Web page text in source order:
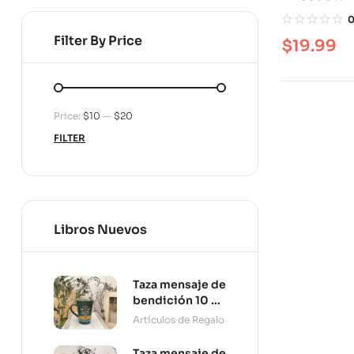
periodista
algunas
aprendidas
0
$19.99
Filter By Price
FILTER
Price: $10 — $20
Libros Nuevos
Taza mensaje de
bendición 10 oz
Persevera
Artículos de Regalo